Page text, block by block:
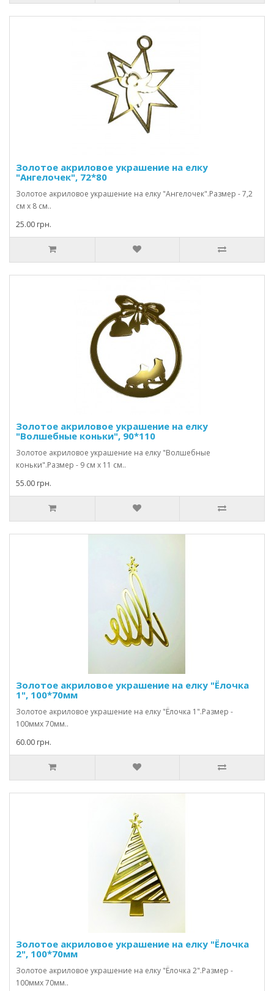
Золотое акриловое украшение на елку
"Ангелочек", 72*80
Золотое акриловое украшение на елку "Ангелочек".Размер - 7,2
см х 8 см..
25.00 грн.
Золотое акриловое украшение на елку
"Волшебные коньки", 90*110
Золотое акриловое украшение на елку "Волшебные
коньки".Размер - 9 см х 11 см..
55.00 грн.
Золотое акриловое украшение на елку "Ёлочка
1", 100*70мм
Золотое акриловое украшение на елку "Ёлочка 1".Размер -
100ммх 70мм..
60.00 грн.
Золотое акриловое украшение на елку "Ёлочка
2", 100*70мм
Золотое акриловое украшение на елку "Ёлочка 2".Размер -
100ммх 70мм..